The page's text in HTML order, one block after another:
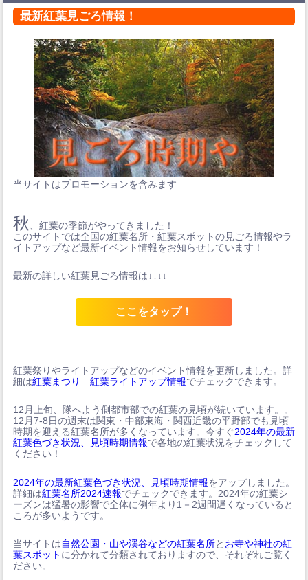
最新紅葉見ごろ情報！
当サイトはプロモーションを含みます
秋
、紅葉の季節がやってきました！
このサイトでは全国の紅葉名所・紅葉スポットの見ごろ情報やラ
イトアップなど最新イベント情報をお知らせしています！
最新の詳しい紅葉見ごろ情報は↓↓↓↓
ここをタップ！
紅葉祭りやライトアップなどのイベント情報を更新しました。詳
細は紅葉まつり 紅葉ライトアップ情報でチェックできます。
12月上旬、隊へよう側都市部での紅葉の見頃が続いています。。
12月7-8日の週末は関東・中部東海・関西近畿の平野部でも見頃
時期を迎える紅葉名所が多くなっています。今すぐ2024年の最新
紅葉色づき状況、見頃時期情報で各地の紅葉状況をチェックして
ください！
2024年の最新紅葉色づき状況、見頃時期情報をアップしました。
詳細は紅葉名所2024速報でチェックできます。2024年の紅葉シ
ーズンは猛暑の影響で全体に例年より1－2週間遅くなっていると
ころが多いようです。
当サイトは自然公園・山や渓谷などの紅葉名所と お寺や神社の紅
葉スポット に分かれて分類されておりますので、それぞれご覧く
ださい。